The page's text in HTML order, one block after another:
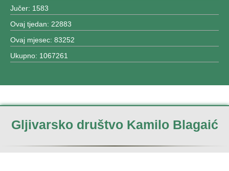
Jučer: 1583
Ovaj tjedan: 22883
Ovaj mjesec: 83252
Ukupno: 1067261
Gljivarsko društvo Kamilo Blagaić